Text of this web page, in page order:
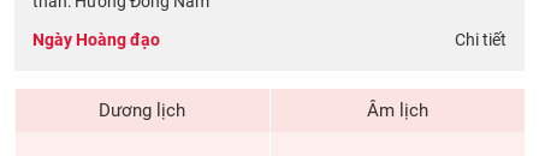
Ngày Hoàng đạo
Chi tiết
Dương lịch Âm lịch